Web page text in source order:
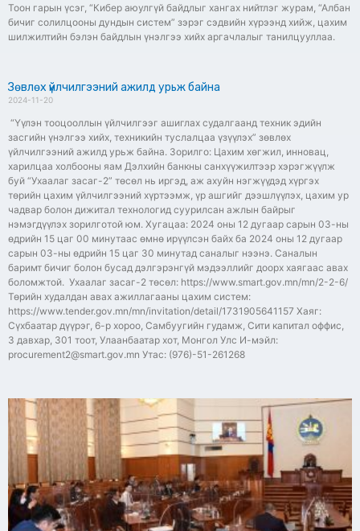
Тоон гарын үсэг, “Кибер аюулгүй байдлыг хангах нийтлэг журам, “Албан
бичиг солилцооны дундын систем” зэрэг сэдвийн хүрээнд хийж, цахим
шилжилтийн бэлэн байдлын үнэлгээ хийх аргачлалыг танилцууллаа.
Зөвлөх үйлчилгээний ажилд урьж байна
2024-11-20
“Үүлэн тооцооллын үйлчилгээг ашиглах судалгаанд техник эдийн
засгийн үнэлгээ хийх, техникийн туслалцаа үзүүлэх” зөвлөх
үйлчилгээний ажилд урьж байна. Зорилго: Цахим хөгжил, инновац,
харилцаа холбооны яам Дэлхийн банкны санхүүжилтээр хэрэгжүүлж
буй “Ухаалаг засаг-2” төсөл нь иргэд, аж ахуйн нэгжүүдэд хүргэх
төрийн цахим үйлчилгээний хүртээмж, үр ашгийг дээшлүүлэх, цахим ур
чадвар болон дижитал технологид суурилсан ажлын байрыг
нэмэгдүүлэх зорилготой юм. Хугацаа: 2024 оны 12 дугаар сарын 03-ны
өдрийн 15 цаг 00 минутаас өмнө ирүүлсэн байх ба 2024 оны 12 дугаар
сарын 03-ны өдрийн 15 цаг 30 минутад саналыг нээнэ. Саналын
баримт бичиг болон бусад дэлгэрэнгүй мэдээллийг доорх хаягаас авах
боломжтой. Ухаалаг засаг-2 төсөл: https://www.smart.gov.mn/mn/2-2-6/
Төрийн худалдан авах ажиллагааны цахим систем:
https://www.tender.gov.mn/mn/invitation/detail/1731905641157 Хаяг:
Сүхбаатар дүүрэг, 6-р хороо, Самбуугийн гудамж, Сити капитал оффис,
3 давхар, 301 тоот, Улаанбаатар хот, Монгол Улс И-мэйл:
procurement2@smart.gov.mn Утас: (976)-51-261268